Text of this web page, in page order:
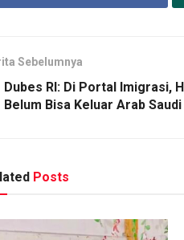
Sebelumnya
Dubes RI: Di Portal Imigrasi,
Belum Bisa Keluar Arab Saudi
Posts